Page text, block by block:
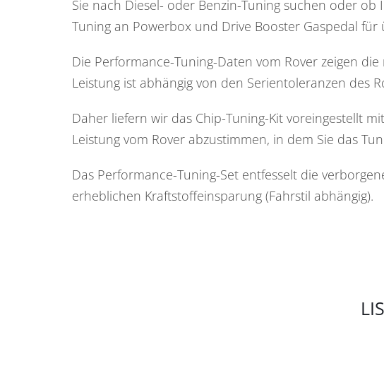
Sie nach Diesel- oder Benzin-Tuning suchen oder
Tuning an Powerbox und Drive Booster Gaspedal für
Die Performance-Tuning-Daten vom Rover zeigen
Leistung ist abhängig von den Serientoleranzen des
Daher liefern wir das Chip-Tuning-Kit voreingestellt
Leistung vom Rover abzustimmen, in dem Sie das
Das Performance-Tuning-Set entfesselt die
erheblichen Kraftstoffeinsparung (Fahrstil abhängig).